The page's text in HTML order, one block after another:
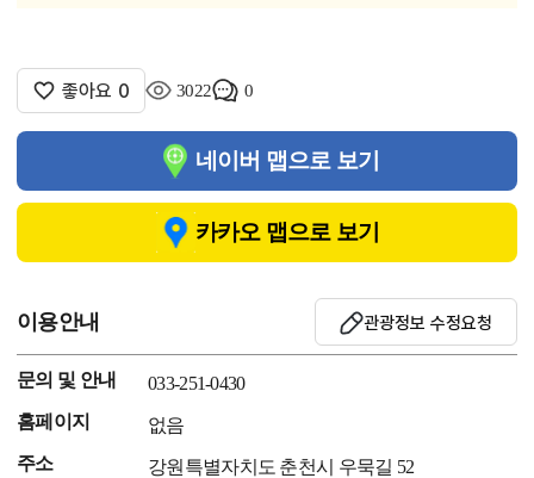
좋아요 0 3022 0
네이버 맵으로 보기
카카오 맵으로 보기
이용안내 관광정보 수정요청
문의 및 안내
033-251-0430
홈페이지
없음
주소
강원특별자치도 춘천시 우묵길 52